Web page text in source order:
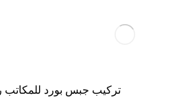
تركيب جبس بورد للمكاتب